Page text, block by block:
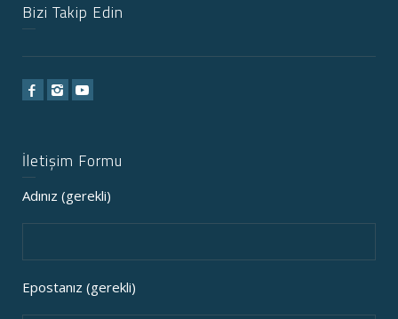
Bizi Takip Edin
İletişim Formu
Adınız (gerekli)
Epostanız (gerekli)